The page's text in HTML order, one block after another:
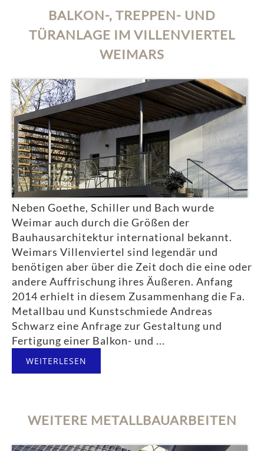
BALKON-, TREPPEN- UND
TÜRANLAGE IM VILLENVIERTEL
WEIMARS
Neben Goethe, Schiller und Bach wurde
Weimar auch durch die Größen der
Bauhausarchitektur international bekannt.
Weimars Villenviertel sind legendär und
benötigen aber über die Zeit doch die eine oder
andere Auffrischung ihres Äußeren. Anfang
2014 erhielt in diesem Zusammenhang die Fa.
Metallbau und Kunstschmiede Andreas
Schwarz eine Anfrage zur Gestaltung und
Fertigung einer Balkon- und ...
WEITERLESEN
WEITERE METALLBAUARBEITEN